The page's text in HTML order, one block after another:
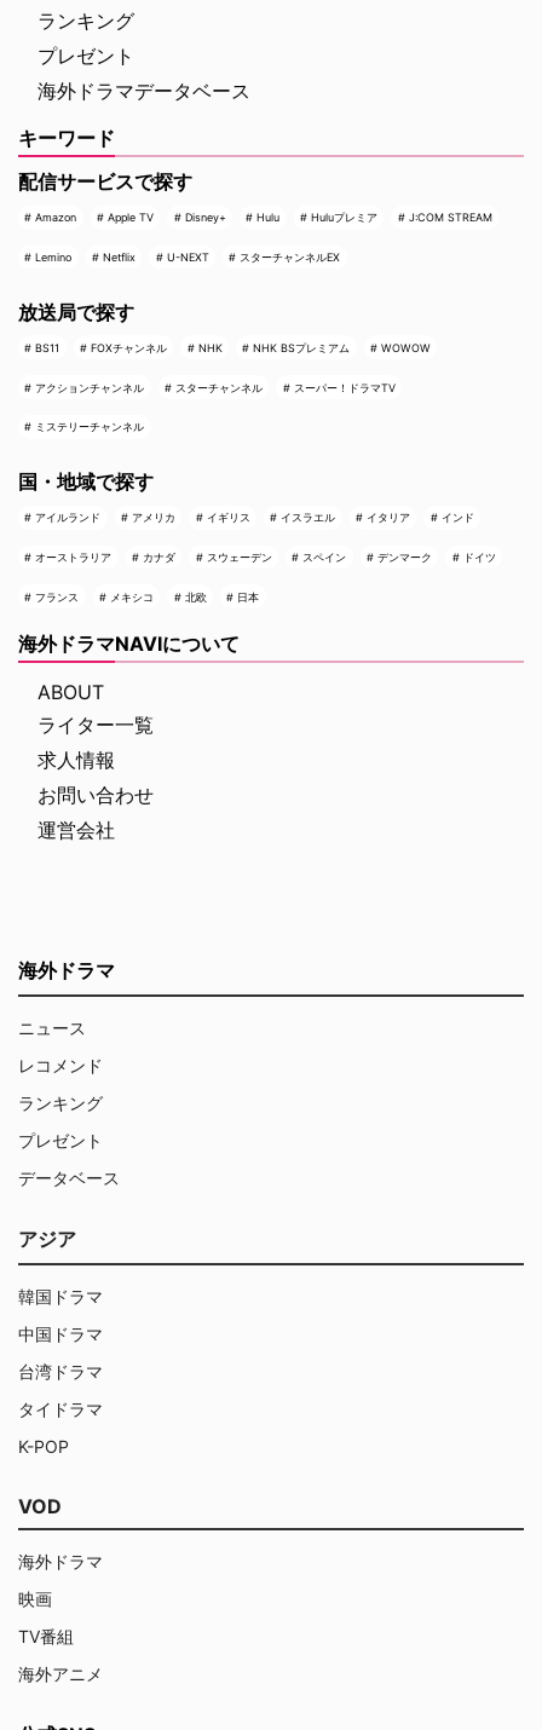
ランキング
プレゼント
海外ドラマデータベース
キーワード
配信サービスで探す
Amazon Apple TV Disney+ Hulu Huluプレミア J:COM STREAM
Lemino Netflix U-NEXT スターチャンネルEX
放送局で探す
BS11 FOXチャンネル NHK NHK BSプレミアム WOWOW
アクションチャンネル スターチャンネル スーパー！ドラマTV
ミステリーチャンネル
国・地域で探す
アイルランド アメリカ イギリス イスラエル イタリア インド
オーストラリア カナダ スウェーデン スペイン デンマーク ドイツ
フランス メキシコ 北欧 日本
海外ドラマNAVIについて
ABOUT
ライター一覧
求人情報
お問い合わせ
運営会社
海外ドラマ
ニュース
レコメンド
ランキング
プレゼント
データベース
アジア
韓国ドラマ
中国ドラマ
台湾ドラマ
タイドラマ
K-POP
VOD
海外ドラマ
映画
TV番組
海外アニメ